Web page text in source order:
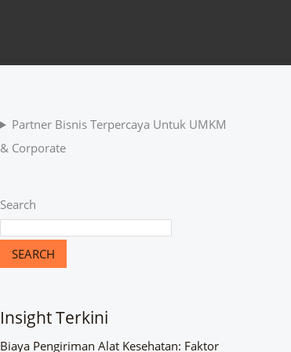
Partner Bisnis Terpercaya Untuk UMKM
& Corporate
Search
SEARCH
Insight Terkini
Biaya Pengiriman Alat Kesehatan: Faktor